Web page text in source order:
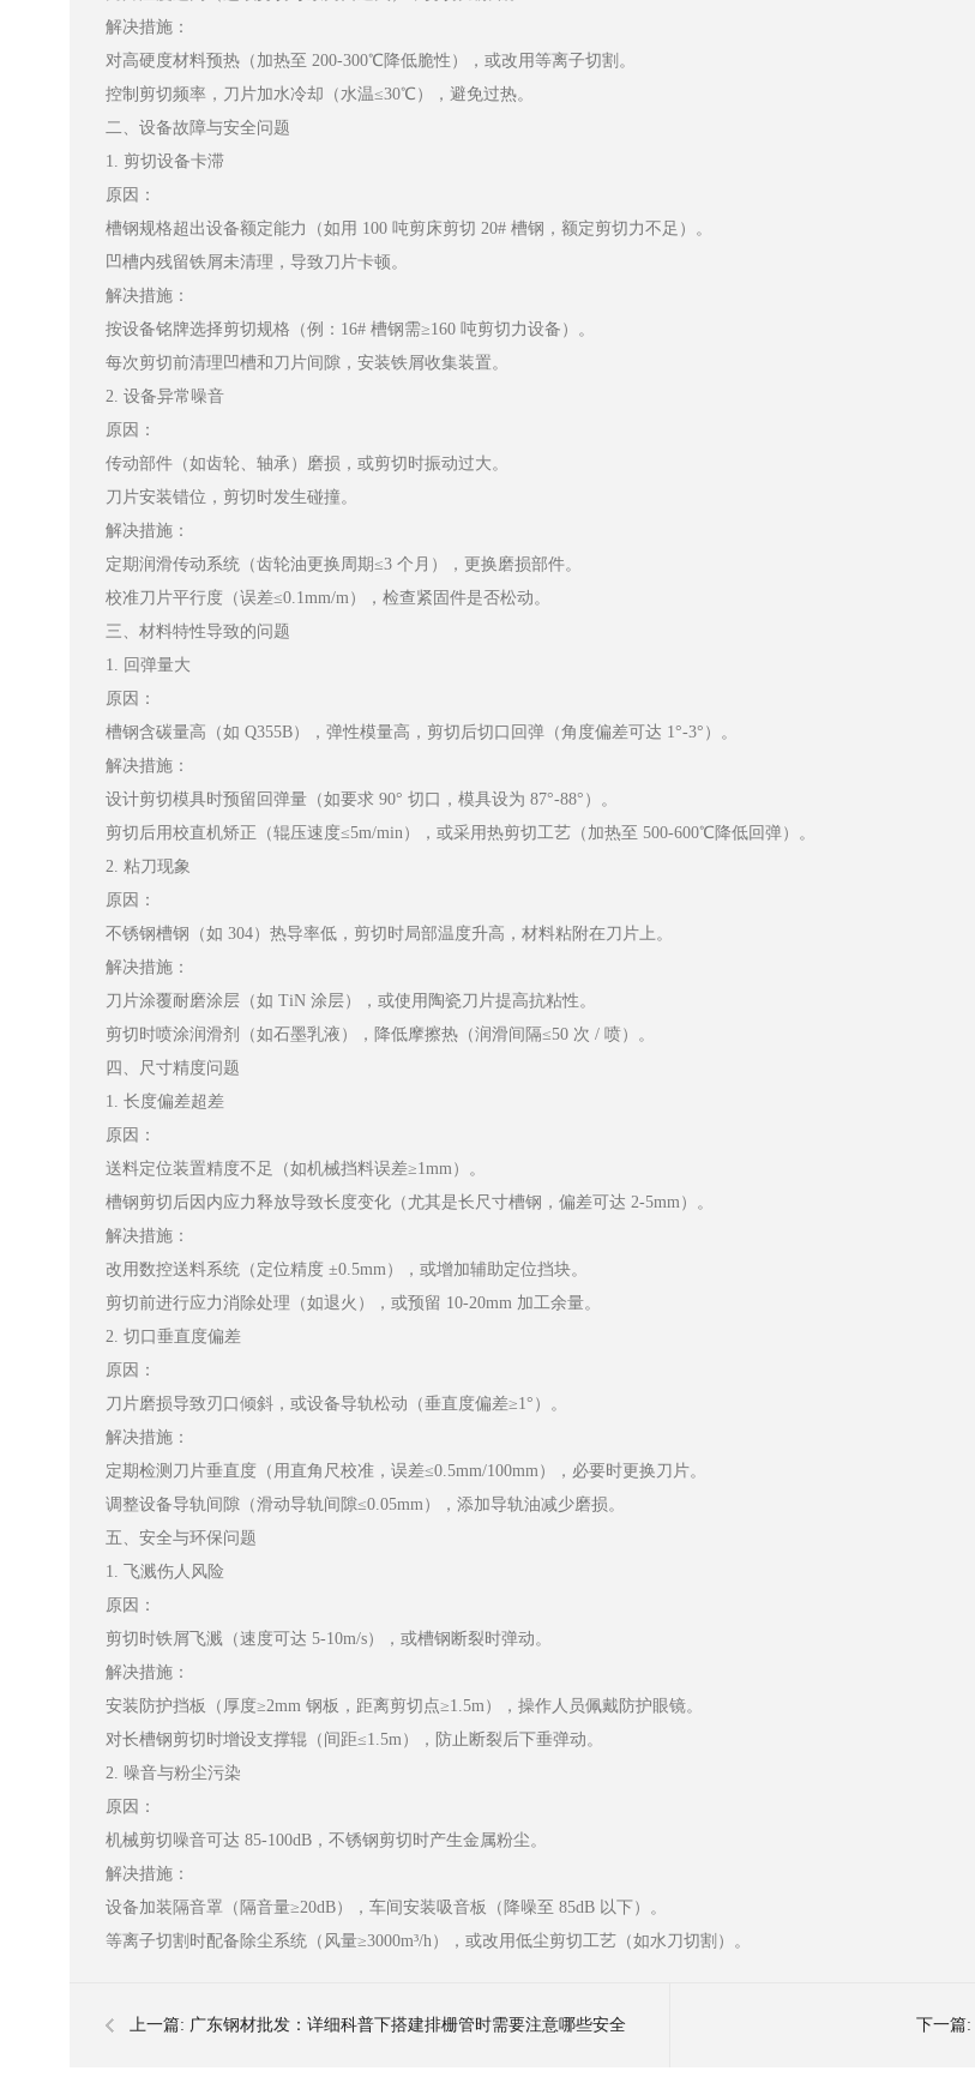
解决措施：
对高硬度材料预热（加热至 200-300℃降低脆性），或改用等离子切割。
控制剪切频率，刀片加水冷却（水温≤30℃），避免过热。
二、设备故障与安全问题
1. 剪切设备卡滞
原因：
槽钢规格超出设备额定能力（如用 100 吨剪床剪切 20# 槽钢，额定剪切力不足）。
凹槽内残留铁屑未清理，导致刀片卡顿。
解决措施：
按设备铭牌选择剪切规格（例：16# 槽钢需≥160 吨剪切力设备）。
每次剪切前清理凹槽和刀片间隙，安装铁屑收集装置。
2. 设备异常噪音
原因：
传动部件（如齿轮、轴承）磨损，或剪切时振动过大。
刀片安装错位，剪切时发生碰撞。
解决措施：
定期润滑传动系统（齿轮油更换周期≤3 个月），更换磨损部件。
校准刀片平行度（误差≤0.1mm/m），检查紧固件是否松动。
三、材料特性导致的问题
1. 回弹量大
原因：
槽钢含碳量高（如 Q355B），弹性模量高，剪切后切口回弹（角度偏差可达 1°-3°）。
解决措施：
设计剪切模具时预留回弹量（如要求 90° 切口，模具设为 87°-88°）。
剪切后用校直机矫正（辊压速度≤5m/min），或采用热剪切工艺（加热至 500-600℃降低回弹）。
2. 粘刀现象
原因：
不锈钢槽钢（如 304）热导率低，剪切时局部温度升高，材料粘附在刀片上。
解决措施：
刀片涂覆耐磨涂层（如 TiN 涂层），或使用陶瓷刀片提高抗粘性。
剪切时喷涂润滑剂（如石墨乳液），降低摩擦热（润滑间隔≤50 次 / 喷）。
四、尺寸精度问题
1. 长度偏差超差
原因：
送料定位装置精度不足（如机械挡料误差≥1mm）。
槽钢剪切后因内应力释放导致长度变化（尤其是长尺寸槽钢，偏差可达 2-5mm）。
解决措施：
改用数控送料系统（定位精度 ±0.5mm），或增加辅助定位挡块。
剪切前进行应力消除处理（如退火），或预留 10-20mm 加工余量。
2. 切口垂直度偏差
原因：
刀片磨损导致刃口倾斜，或设备导轨松动（垂直度偏差≥1°）。
解决措施：
定期检测刀片垂直度（用直角尺校准，误差≤0.5mm/100mm），必要时更换刀片。
调整设备导轨间隙（滑动导轨间隙≤0.05mm），添加导轨油减少磨损。
五、安全与环保问题
1. 飞溅伤人风险
原因：
剪切时铁屑飞溅（速度可达 5-10m/s），或槽钢断裂时弹动。
解决措施：
安装防护挡板（厚度≥2mm 钢板，距离剪切点≥1.5m），操作人员佩戴防护眼镜。
对长槽钢剪切时增设支撑辊（间距≤1.5m），防止断裂后下垂弹动。
2. 噪音与粉尘污染
原因：
机械剪切噪音可达 85-100dB，不锈钢剪切时产生金属粉尘。
解决措施：
设备加装隔音罩（隔音量≥20dB），车间安装吸音板（降噪至 85dB 以下）。
等离子切割时配备除尘系统（风量≥3000m³/h），或改用低尘剪切工艺（如水刀切割）。
上一篇: 广东钢材批发：详细科普下搭建排栅管时需要注意哪些安全 下一篇: